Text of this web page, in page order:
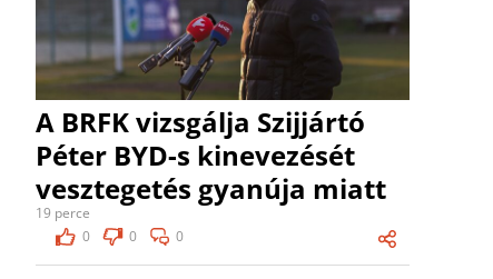
A BRFK vizsgálja Szijjártó
Péter BYD-s kinevezését
vesztegetés gyanúja miatt
19 perce
0
0 0